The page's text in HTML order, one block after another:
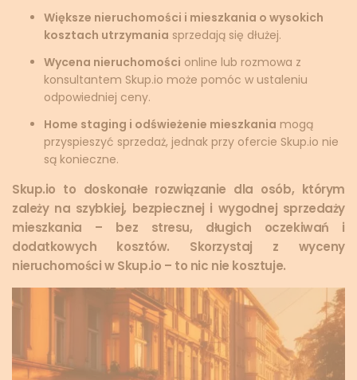
Większe nieruchomości i mieszkania o wysokich
kosztach utrzymania sprzedają się dłużej.
Wycena nieruchomości online lub rozmowa z
konsultantem Skup.io może pomóc w ustaleniu
odpowiedniej ceny.
Home staging i odświeżenie mieszkania mogą
przyspieszyć sprzedaż, jednak przy ofercie Skup.io nie
są konieczne.
Skup.io to doskonałe rozwiązanie dla osób, którym
zależy na szybkiej, bezpiecznej i wygodnej sprzedaży
mieszkania – bez stresu, długich oczekiwań i
dodatkowych kosztów. Skorzystaj z wyceny
nieruchomości w Skup.io – to nic nie kosztuje.